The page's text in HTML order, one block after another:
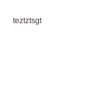
teztztsgt